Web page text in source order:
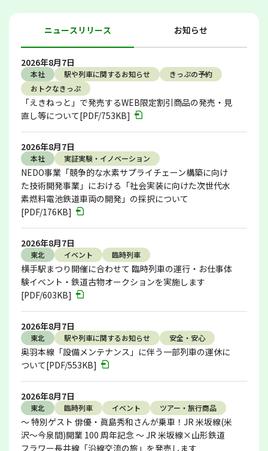
ニュースリリース お知らせ
2026年8月7日
本社 駅や列車に関するお知らせ
きっぷの予約
おトクなきっぷ
「えきねっと」で発売するWEB限定割引商品の発売・見
直し等について[PDF/753KB]
2026年8月7日
本社 実証実験・イノベーション
NEDO事業「競争的な水素サプライチェーン構築に向け
た技術開発事業」における「社会実装に向けた次世代水
素燃料電池鉄道車両の開発」の採択について
[PDF/176KB]
2026年8月7日
東北 イベント 臨時列車
横手駅まつり開催に合わせて 臨時列車の運行・お仕事体
験イベント・鉄道古物オークションを実施します
[PDF/603KB]
2026年8月7日
東北 駅や列車に関するお知らせ 安全・安心
奥羽本線「設備メンテナンス」に伴う一部列車の運休に
ついて[PDF/553KB]
2026年8月7日
東北 臨時列車 イベント ツアー・旅行商品
～ 特別ゲスト 俳優・眞島秀和さんが乗車！JR 米坂線(米
沢～今泉間)開業 100 周年記念 ～ JR 米坂線×山形鉄道
フラワー長井線「沿線交流の旅」を発売します